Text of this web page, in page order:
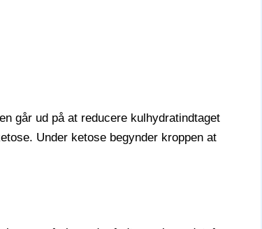
går ud på at reducere kulhydratindtaget
Under ketose begynder kroppen at